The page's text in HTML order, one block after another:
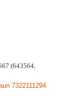
(643564,